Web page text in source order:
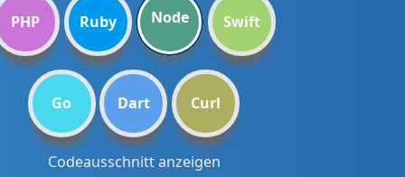
PHP Ruby Node Swift
Go Dart Curl
Codeausschnitt anzeigen